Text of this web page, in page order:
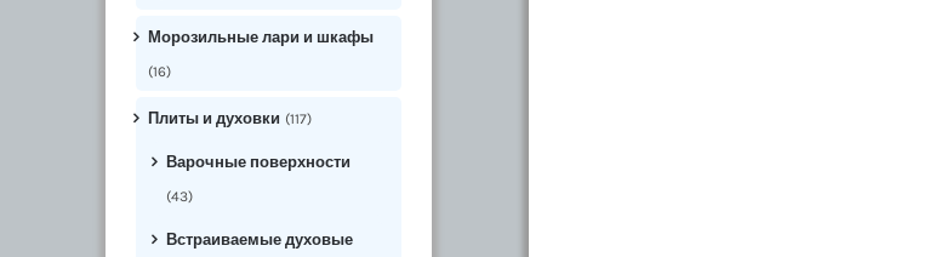
Морозильные лари и шкафы
(16)
Плиты и духовки (117)
Варочные поверхности
(43)
Встраиваемые духовые